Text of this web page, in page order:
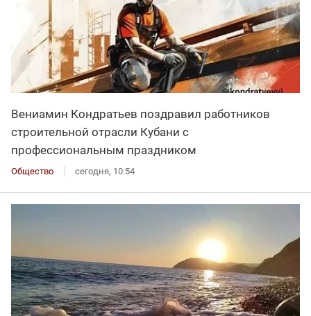
Вениамин Кондратьев поздравил работников
строительной отрасли Кубани с
профессиональным праздником
Общество сегодня, 10:54